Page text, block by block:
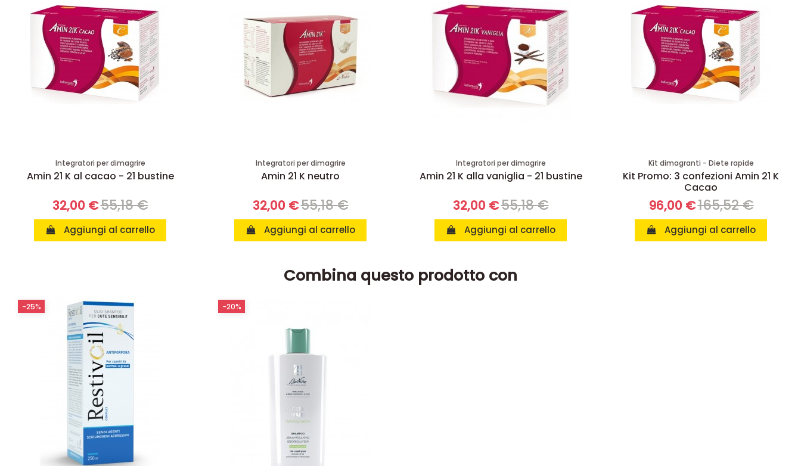
Integratori per dimagrire
Amin 21 K al cacao - 21 bustine
32,00 €55,18 €
Aggiungi al carrello
Integratori per dimagrire
Amin 21 K neutro
32,00 €55,18 €
Aggiungi al carrello
Integratori per dimagrire
Amin 21 K alla vaniglia - 21 bustine
32,00 €55,18 €
Aggiungi al carrello
Kit dimagranti - Diete rapide
Kit Promo: 3 confezioni Amin 21 K
Cacao
96,00 €165,52 €
Aggiungi al carrello
Combina questo prodotto con
-25% -20%